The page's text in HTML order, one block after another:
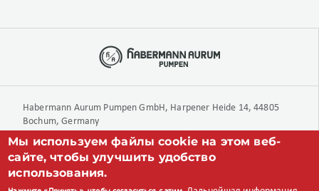
Habermann Aurum Pumpen GmbH, Harpener Heide 14, 44805
Bochum, Germany
+49 234 893 570 0
info@aurumpumpen.de
Мы используем файлы cookie на этом веб-
сайте, чтобы улучшить удобство
использования.